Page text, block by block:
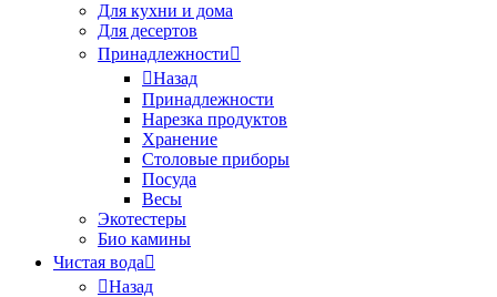
Для кухни и дома
Для десертов
Принадлежности
Назад
Принадлежности
Нарезка продуктов
Хранение
Столовые приборы
Посуда
Весы
Экотестеры
Био камины
Чистая вода
Назад